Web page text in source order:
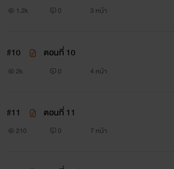
1.2k 0 3 หน้า
#10 ตอนที่ 10
2k 0 4 หน้า
#11 ตอนที่ 11
210 0 7 หน้า